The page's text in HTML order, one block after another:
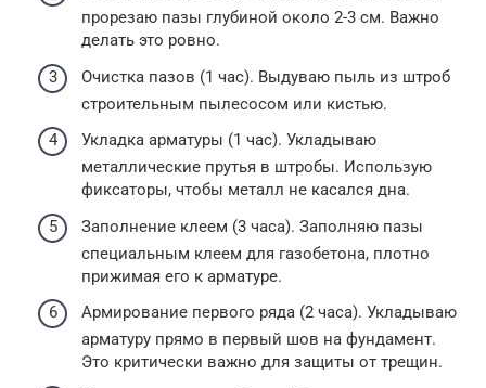
прорезаю пазы глубиной около 2-3 см. Важно
делать это ровно.
Очистка пазов (1 час). Выдуваю пыль из штроб
строительным пылесосом или кистью.
Укладка арматуры (1 час). Укладываю
металлические прутья в штробы. Использую
фиксаторы, чтобы металл не касался дна.
Заполнение клеем (3 часа). Заполняю пазы
специальным клеем для газобетона, плотно
прижимая его к арматуре.
Армирование первого ряда (2 часа). Укладываю
арматуру прямо в первый шов на фундамент.
Это критически важно для защиты от трещин.